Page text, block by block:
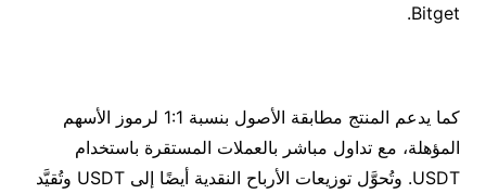
Bitget.
كما يدعم المنتج مطابقة الأصول بنسبة 1:1 لرموز الأسهم
المؤهلة، مع تداول مباشر بالعملات المستقرة باستخدام
USDT. وتُحوَّل توزيعات الأرباح النقدية أيضًا إلى USDT وتُقيَّد